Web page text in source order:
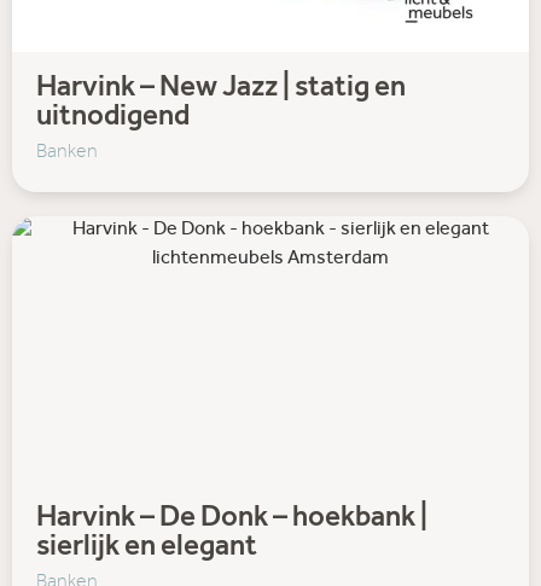
Harvink – New Jazz | statig en
uitnodigend
Banken
Harvink – De Donk – hoekbank |
sierlijk en elegant